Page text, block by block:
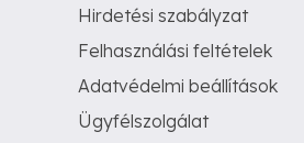
Hirdetési szabályzat
Felhasználási feltételek
Adatvédelmi beállítások
Ügyfélszolgálat